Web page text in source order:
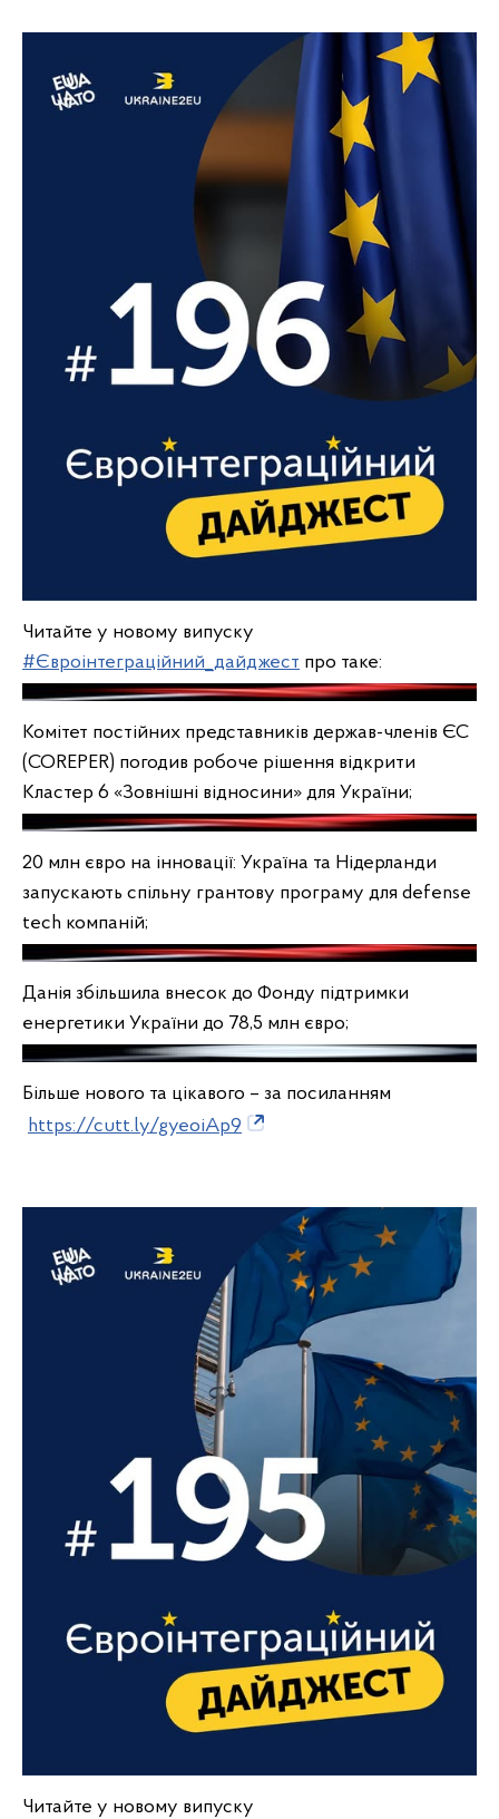
Читайте у новому випуску
#Євроінтеграційний_дайджест про таке:
Комітет постійних представників держав-членів ЄС
(COREPER) погодив робоче рішення відкрити
Кластер 6 «Зовнішні відносини» для України;
20 млн євро на інновації: Україна та Нідерланди
запускають спільну грантову програму для defense
tech компаній;
Данія збільшила внесок до Фонду підтримки
енергетики України до 78,5 млн євро;
Більше нового та цікавого – за посиланням
https://cutt.ly/gyeoiAp9
Читайте у новому випуску